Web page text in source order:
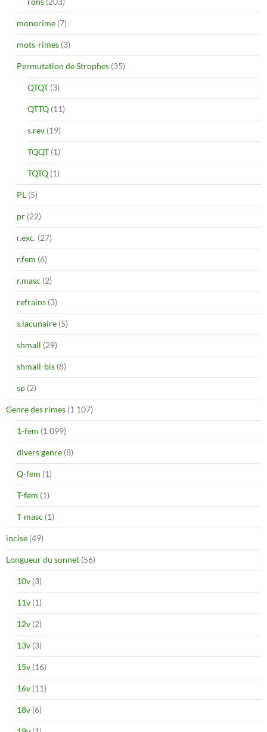
monorime (7)
mots-rimes (3)
Permutation de Strophes (35)
QTQT (3)
QTTQ (11)
s.rev (19)
TQQT (1)
TQTQ (1)
PL (5)
pr (22)
r.exc. (27)
r.fem (6)
r.masc (2)
refrains (3)
s.lacunaire (5)
shmall (29)
shmall-bis (8)
sp (2)
Genre des rimes (1 107)
1-fem (1 099)
divers genre (8)
Q-fem (1)
T-fem (1)
T-masc (1)
incise (49)
Longueur du sonnet (56)
10v (3)
11v (1)
12v (2)
13v (3)
15v (16)
16v (11)
18v (6)